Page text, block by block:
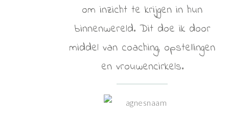
om inzicht te krijgen in hun
binnenwereld. Dit doe ik door
middel van coaching, opstellingen
en vrouwencirkels.